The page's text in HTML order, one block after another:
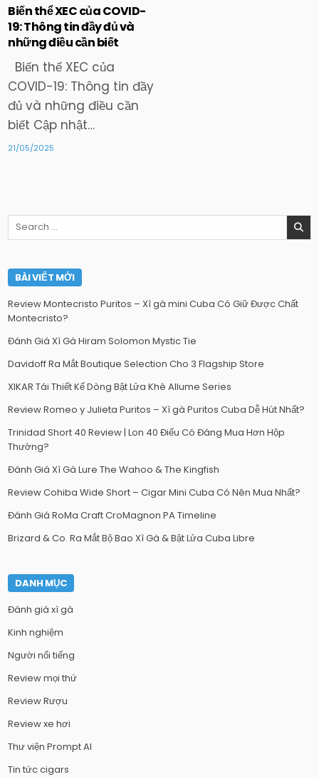
Biến thể XEC của COVID-
19: Thông tin đầy đủ và
những điều cần biết
Biến thể XEC của
COVID-19: Thông tin đầy
đủ và những điều cần
biết Cập nhật…
21/05/2025
Search
BÀI VIẾT MỚI
Review Montecristo Puritos – Xì gà mini Cuba Có Giữ Được Chất
Montecristo?
Đánh Giá Xì Gà Hiram Solomon Mystic Tie
Davidoff Ra Mắt Boutique Selection Cho 3 Flagship Store
XIKAR Tái Thiết Kế Dòng Bật Lửa Khè Allume Series
Review Romeo y Julieta Puritos – Xì gà Puritos Cuba Dễ Hút Nhất?
Trinidad Short 40 Review | Lon 40 Điếu Có Đáng Mua Hơn Hộp
Thường?
Đánh Giá Xì Gà Lure The Wahoo & The Kingfish
Review Cohiba Wide Short – Cigar Mini Cuba Có Nên Mua Nhất?
Đánh Giá RoMa Craft CroMagnon PA Timeline
Brizard & Co. Ra Mắt Bộ Bao Xì Gà & Bật Lửa Cuba Libre
DANH MỤC
Đánh giá xì gà
Kinh nghiệm
Người nổi tiếng
Review mọi thứ
Review Rượu
Review xe hơi
Thư viện Prompt AI
Tin tức cigars